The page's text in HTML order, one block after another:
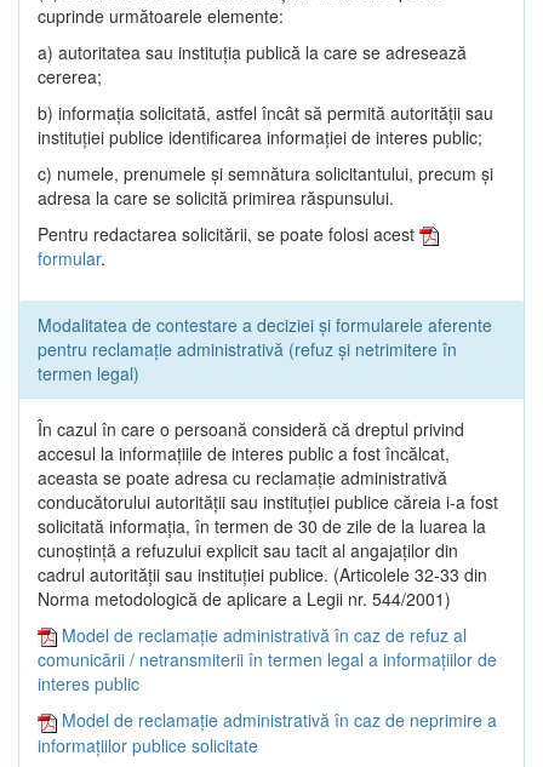
cuprinde următoarele elemente:
a) autoritatea sau instituţia publică la care se adresează
cererea;
b) informaţia solicitată, astfel încât să permită autorităţii sau
instituţiei publice identificarea informaţiei de interes public;
c) numele, prenumele şi semnătura solicitantului, precum şi
adresa la care se solicită primirea răspunsului.
Pentru redactarea solicitării, se poate folosi acest
formular.
Modalitatea de contestare a deciziei și formularele aferente
pentru reclamație administrativă (refuz și netrimitere în
termen legal)
În cazul în care o persoană consideră că dreptul privind
accesul la informaţiile de interes public a fost încălcat,
aceasta se poate adresa cu reclamaţie administrativă
conducătorului autorităţii sau instituţiei publice căreia i-a fost
solicitată informaţia, în termen de 30 de zile de la luarea la
cunoştinţă a refuzului explicit sau tacit al angajaţilor din
cadrul autorităţii sau instituţiei publice. (Articolele 32-33 din
Norma metodologică de aplicare a Legii nr. 544/2001)
Model de reclamație administrativă în caz de refuz al
comunicării / netransmiterii în termen legal a informațiilor de
interes public
Model de reclamație administrativă în caz de neprimire a
informațiilor publice solicitate